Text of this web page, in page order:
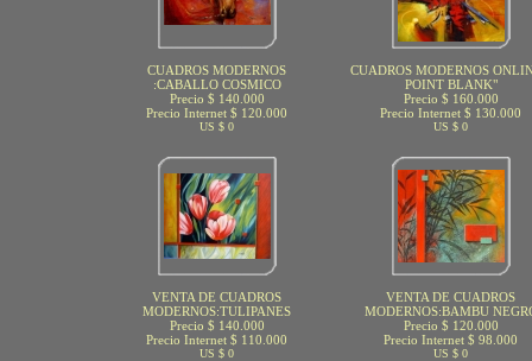
CUADROS MODERNOS
:CABALLO COSMICO
Precio $ 140.000
Precio Internet $ 120.000
US $ 0
CUADROS MODERNOS
POINT BLANK"
Precio $ 160.000
Precio Internet $ 130.000
US $ 0
VENTA DE CUADROS
MODERNOS:TULIPANES
Precio $ 140.000
Precio Internet $ 110.000
US $ 0
VENTA DE CUADROS
MODERNOS:BAMBU
Precio $ 120.000
Precio Internet $ 98.000
US $ 0